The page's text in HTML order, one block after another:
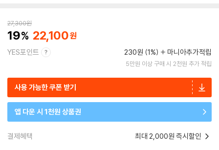
27,300원
19 22,100
YES포인트 230원 (1%) 마니아추가적립
5만원 이상 구매 시 2천원 추가 적립
사용 가능한 쿠폰 받기
앱 다운 시 1천원 상품권
결제혜택 최대 2,000원 즉시할인